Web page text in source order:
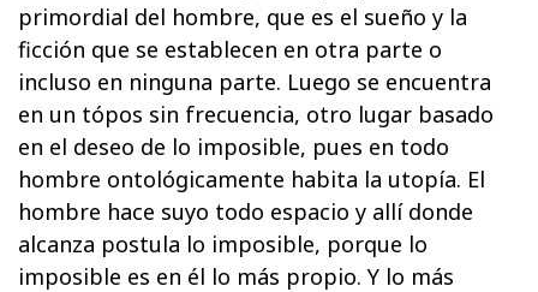
primordial del hombre, que es el sueño y la
ficción que se establecen en otra parte o
incluso en ninguna parte. Luego se encuentra
en un tópos sin frecuencia, otro lugar basado
en el deseo de lo imposible, pues en todo
hombre ontológicamente habita la utopía. El
hombre hace suyo todo espacio y allí donde
alcanza postula lo imposible, porque lo
imposible es en él lo más propio. Y lo más